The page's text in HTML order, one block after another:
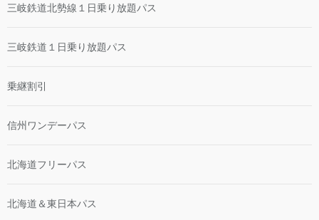
三岐鉄道北勢線１日乗り放題パス
三岐鉄道１日乗り放題パス
乗継割引
信州ワンデーパス
北海道フリーパス
北海道＆東日本パス